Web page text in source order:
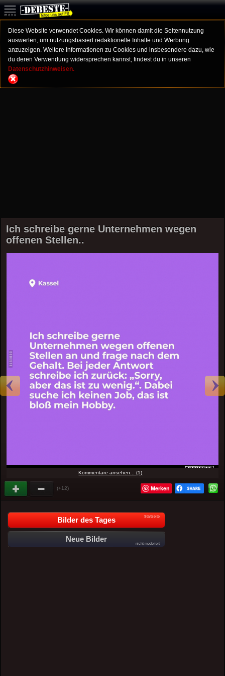
Diese Website verwendet Cookies. Wir können damit die Seitennutzung
auswerten, um nutzungsbasiert redaktionelle Inhalte und Werbung
anzuzeigen. Weitere Informationen zu Cookies und insbesondere dazu, wie
du deren Verwendung widersprechen kannst, findest du in unseren
Datenschutzhinweisen.
Ich schreibe gerne Unternehmen wegen
offenen Stellen..
Kommentare ansehen... (1)
(+12) Merken
Bilder des Tages Startseite
Neue Bilder
nicht moderiert